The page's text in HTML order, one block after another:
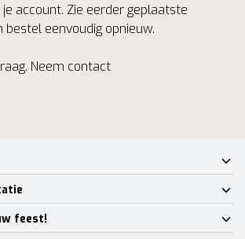
je account. Zie eerder geplaatste
bestel eenvoudig opnieuw.
Neem contact
feest!